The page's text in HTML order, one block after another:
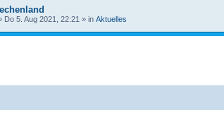
Do 5. Aug 2021, 22:21 » in Aktuelles